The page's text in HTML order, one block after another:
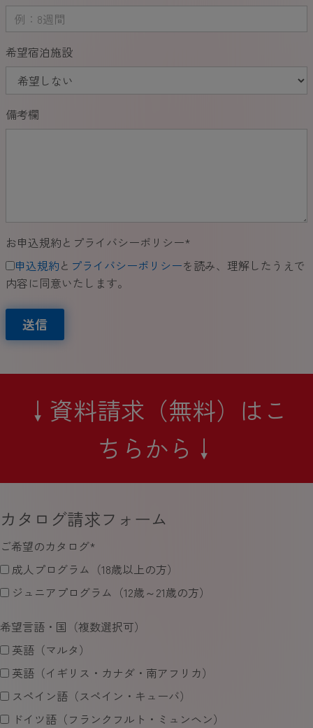
希望宿泊施設
備考欄
お申込規約とプライバシーポリシー*
申込規約と プライバシーポリシーを読み、理解したうえで
内容に同意いたします。
送信
↓資料請求（無料）はこ
ちらから↓
カタログ請求フォーム
ご希望のカタログ*
成人プログラム（18歳以上の方）
ジュニアプログラム（12歳～21歳の方）
希望言語・国（複数選択可）
英語（マルタ）
英語（イギリス・カナダ・南アフリカ）
スペイン語（スペイン・キューバ）
ドイツ語（フランクフルト・ミュンヘン）